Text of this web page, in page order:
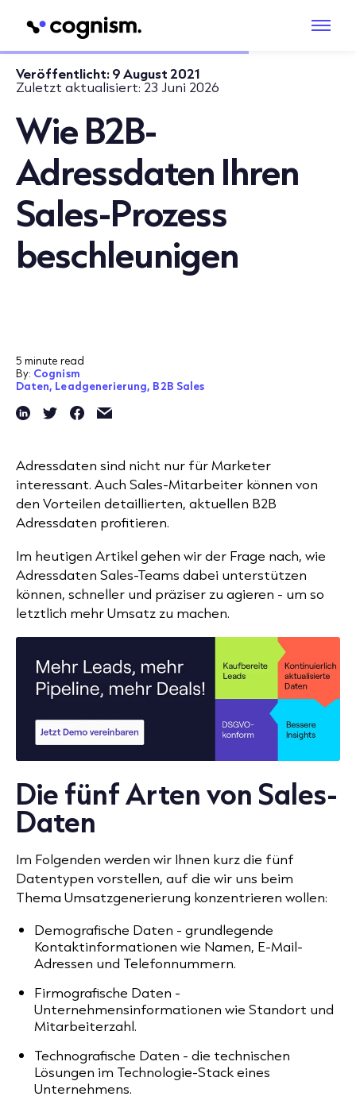
Veröffentlicht:9 August 2021
Zuletzt aktualisiert:23 Juni 2026
Wie B2B-
Adressdaten Ihren
Sales-Prozess
beschleunigen
5 minute read
By: Cognism
Daten, Leadgenerierung, B2B Sales
Adressdaten sind nicht nur für Marketer
interessant. Auch Sales-Mitarbeiter können von
den Vorteilen detaillierten, aktuellen B2B
Adressdaten profitieren.
Im heutigen Artikel gehen wir der Frage nach, wie
Adressdaten Sales-Teams dabei unterstützen
können, schneller und präziser zu agieren - um so
letztlich mehr Umsatz zu machen.
Die fünf Arten von Sales-
Daten
Im Folgenden werden wir Ihnen kurz die fünf
Datentypen vorstellen, auf die wir uns beim
Thema Umsatzgenerierung konzentrieren wollen:
Demografische Daten - grundlegende
Kontaktinformationen wie Namen, E-Mail-
Adressen und Telefonnummern.
Firmografische Daten -
Unternehmensinformationen wie Standort und
Mitarbeiterzahl.
Technografische Daten - die technischen
Lösungen im Technologie-Stack eines
Unternehmens.